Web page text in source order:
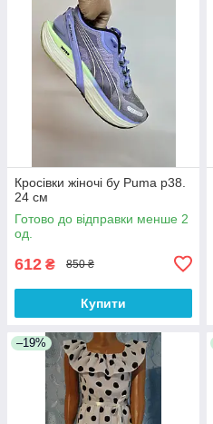
Кросівки жіночі бу Puma р38.
24 см
Готово до відправки менше 2
од.
612 ₴ 850 ₴
Купити
–19%